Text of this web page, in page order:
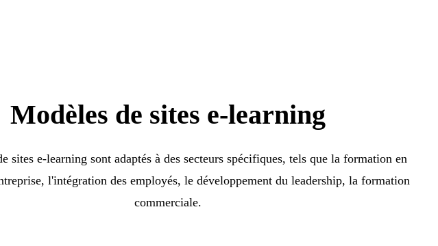
Modèles de sites e-learning
sites e-learning sont adaptés à des secteurs spécifiques, tels que la formation en
l'intégration des employés, le développement du leadership, la formation
commerciale.